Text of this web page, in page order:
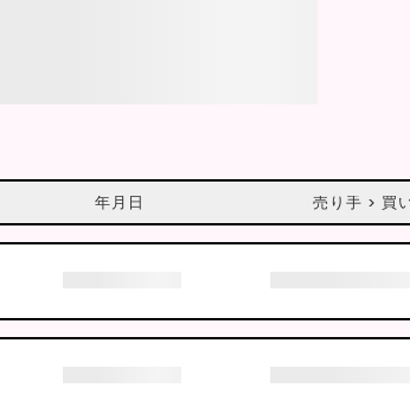
年月日 売り手 > 買